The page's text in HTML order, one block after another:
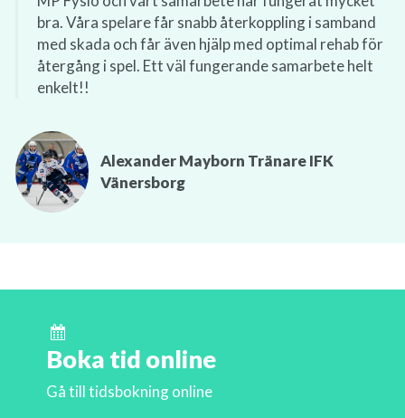
bra. Våra spelare får snabb återkoppling i samband
med skada och får även hjälp med optimal rehab för
återgång i spel. Ett väl fungerande samarbete helt
enkelt!!
Alexander Mayborn Tränare IFK
Vänersborg
Boka tid online
Gå till tidsbokning online